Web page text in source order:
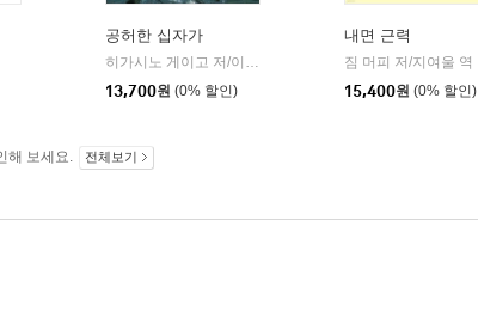
공허한 십자가
히가시노 게이고 저/이선희 역
자음과모음
13,700원 (0% 할인)
내면 근력
짐 머피 저/지여울 역
15,400원 (0% 할인)
해 보세요. 전체보기